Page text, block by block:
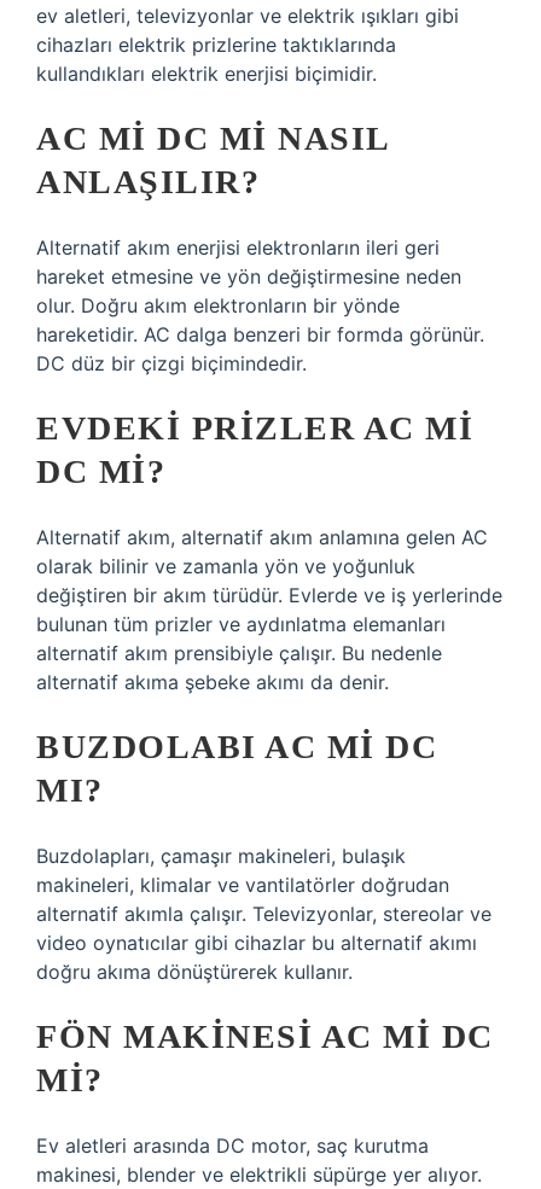
ev aletleri, televizyonlar ve elektrik ışıkları gibi
cihazları elektrik prizlerine taktıklarında
kullandıkları elektrik enerjisi biçimidir.
AC MI DC MI NASIL
ANLAŞILIR?
Alternatif akım enerjisi elektronların ileri geri
hareket etmesine ve yön değiştirmesine neden
olur. Doğru akım elektronların bir yönde
hareketidir. AC dalga benzeri bir formda görünür.
DC düz bir çizgi biçimindedir.
EVDEKI PRIZLER AC MI
DC MI?
Alternatif akım, alternatif akım anlamına gelen AC
olarak bilinir ve zamanla yön ve yoğunluk
değiştiren bir akım türüdür. Evlerde ve iş yerlerinde
bulunan tüm prizler ve aydınlatma elemanları
alternatif akım prensibiyle çalışır. Bu nedenle
alternatif akıma şebeke akımı da denir.
BUZDOLABI AC MI DC
MI?
Buzdolapları, çamaşır makineleri, bulaşık
makineleri, klimalar ve vantilatörler doğrudan
alternatif akımla çalışır. Televizyonlar, stereolar ve
video oynatıcılar gibi cihazlar bu alternatif akımı
doğru akıma dönüştürerek kullanır.
FÖN MAKINESI AC MI DC
MI?
Ev aletleri arasında DC motor, saç kurutma
makinesi, blender ve elektrikli süpürge yer alıyor.